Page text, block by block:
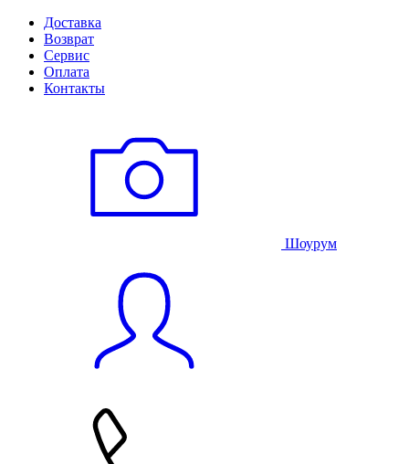
Доставка
Возврат
Сервис
Оплата
Контакты
Шоурум